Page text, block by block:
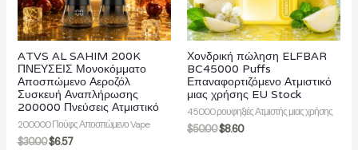
ATVS AL SAHIM 200K
ΠΝΕΥΣΕΙΣ Μονοκόμματο
Αποσπώμενο Αεροζόλ
Συσκευή Αναπλήρωσης
200000 Πνεύσεις Ατμιστικό
200000 Πούφς Αποσπώμενο Vape
$30.00$6.57
Χονδρική πώληση ELFBAR
BC45000 Puffs
Επαναφορτιζόμενο Ατμιστικό
μιας χρήσης EU Stock
45000 ρουφηξιές Ατμιστής μιας χρήσης
$50.00$8.60